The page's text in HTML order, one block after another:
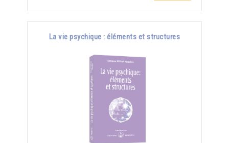
La vie psychique : éléments et structures